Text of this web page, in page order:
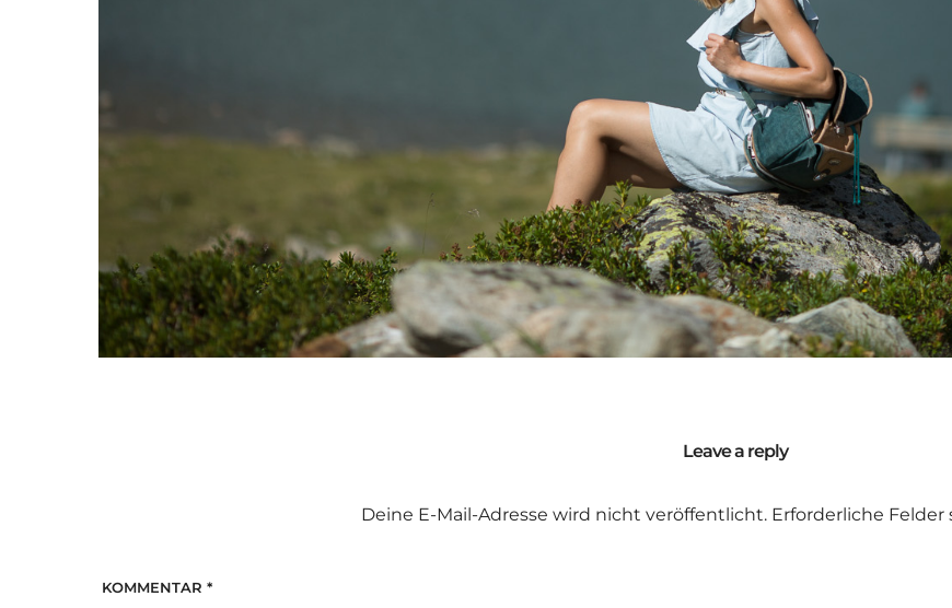
Leave a reply
Deine E-Mail-Adresse wird nicht veröffentlicht. Erforderliche
KOMMENTAR *